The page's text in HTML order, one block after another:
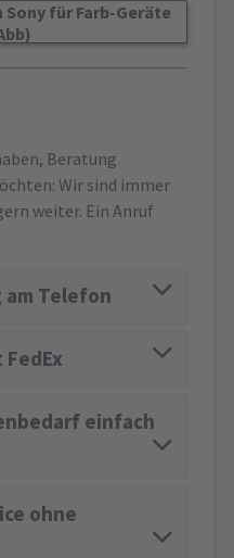
für Farb-Geräte
Beratung
Wir sind immer
weiter. Ein Anruf
am Telefon
einfach
ohne